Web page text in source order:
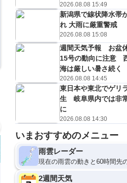
22℃ 24℃
m/s
26℃
1 m/s
27℃
1
2026.08.08 15:49
新潟県で線状降水帯
れ 大雨に厳重警戒
2026.08.08 15:08
週間天気予報 お盆
15号の動向に注意
海は厳しい暑さ続く
2026.08.08 14:45
東日本や東北でゲリ
生 岐阜県内では非
に
2026.08.08 14:30
いまおすすめのメニュー
雨雲レーダー
現在の雨雲の動きと60時間先
2週間天気